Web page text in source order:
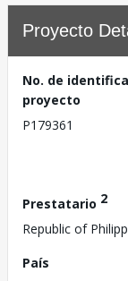
Proyecto
No. de
proyecto
P179361
Prestatario 2
Republic of
País